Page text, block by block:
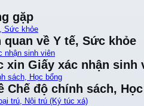
gặp
Sức khỏe
về Y tế, Sức khỏe
nhận sinh viên
xin Giấy xác nhận sinh
sách, Học bổng
Chế độ chính sách,
trú, Nội trú (Ký túc xá)